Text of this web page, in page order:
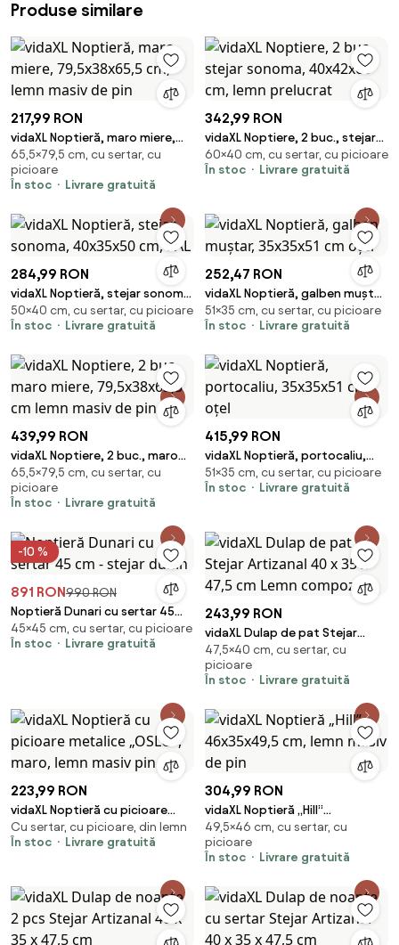
Produse similare
217,99 RON
vidaXL Noptieră, maro miere,
79,5x38x65,5 cm, lemn masiv
de pin
65,5×79,5 cm, cu sertar, cu
picioare
În stoc
Livrare gratuită
342,99 RON
vidaXL Noptiere, 2 buc., stejar
sonoma, 40x42x60 cm, lemn
prelucrat
60×40 cm, cu sertar, cu picioare
În stoc
Livrare gratuită
284,99 RON
vidaXL Noptieră, stejar sonoma,
40x35x50 cm, PAL
50×40 cm, cu sertar, cu picioare
În stoc
Livrare gratuită
252,47 RON
vidaXL Noptieră, galben muștar,
35x35x51 cm oțel
51×35 cm, cu sertar, cu picioare
În stoc
Livrare gratuită
439,99 RON
vidaXL Noptiere, 2 buc., maro
miere, 79,5x38x65,5 cm lemn
masiv de pin
65,5×79,5 cm, cu sertar, cu
picioare
În stoc
Livrare gratuită
415,99 RON
vidaXL Noptieră, portocaliu,
35x35x51 cm oțel
51×35 cm, cu sertar, cu picioare
În stoc
Livrare gratuită
-10 %
891 RON990 RON
Noptieră Dunari cu sertar 45
cm - stejar dunin
45×45 cm, cu sertar, cu picioare
În stoc
Livrare gratuită
243,99 RON
vidaXL Dulap de pat Stejar
Artizanal 40 x 35 x 47,5 cm
Lemn compozit
47,5×40 cm, cu sertar, cu
picioare
În stoc
Livrare gratuită
223,99 RON
vidaXL Noptieră cu picioare
metalice „OSLO”, maro, lemn
masiv pin
Cu sertar, cu picioare, din lemn
În stoc
Livrare gratuită
304,99 RON
vidaXL Noptieră „Hill”
46x35x49,5 cm, lemn masiv de
pin
49,5×46 cm, cu sertar, cu
picioare
În stoc
Livrare gratuită